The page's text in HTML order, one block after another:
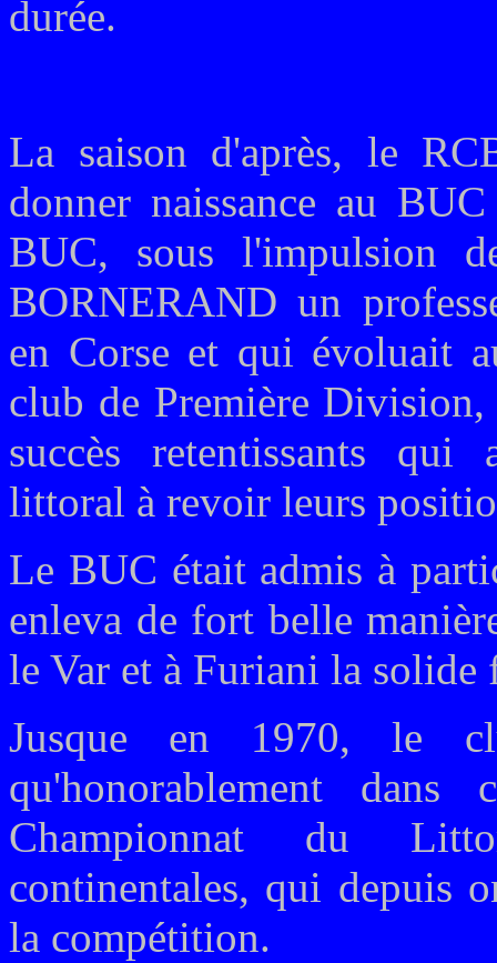
durée.
La saison d'après, le
donner naissance au
BUC, sous l'impulsion
BORNERAND un
en Corse et qui évoluait
club de Première
succès retentissants qui
littoral à revoir leurs
Le BUC était admis à
enleva de fort belle
le Var et à Furiani la
Jusque en 1970, le
qu'honorablement
Championnat du
continentales, qui depuis
la compétition.